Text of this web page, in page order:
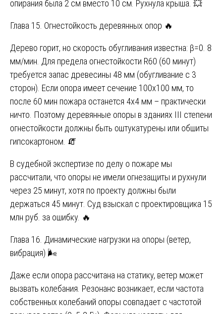
опирания была 2 см вместо 10 см. Рухнула крыша. 💥
Глава 15. Огнестойкость деревянных опор 🔥
Дерево горит, но скорость обугливания известна: β=0. 8
мм/мин. Для предела огнестойкости R60 (60 минут)
требуется запас древесины 48 мм (обугливание с 3
сторон). Если опора имеет сечение 100х100 мм, то
после 60 мин пожара останется 4х4 мм – практически
ничто. Поэтому деревянные опоры в зданиях III степени
огнестойкости должны быть оштукатурены или обшиты
гипсокартоном. 🧯
В судебной экспертизе по делу о пожаре мы
рассчитали, что опоры не имели огнезащиты и рухнули
через 25 минут, хотя по проекту должны были
держаться 45 минут. Суд взыскал с проектировщика 15
млн руб. за ошибку. 🔥
Глава 16. Динамические нагрузки на опоры (ветер,
вибрация) 🌬️
Даже если опора рассчитана на статику, ветер может
вызвать колебания. Резонанс возникает, если частота
собственных колебаний опоры совпадает с частотой